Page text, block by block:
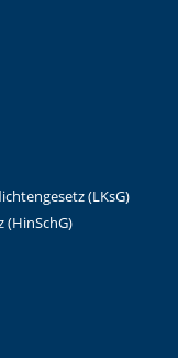
(LKsG)
(HinSchG)